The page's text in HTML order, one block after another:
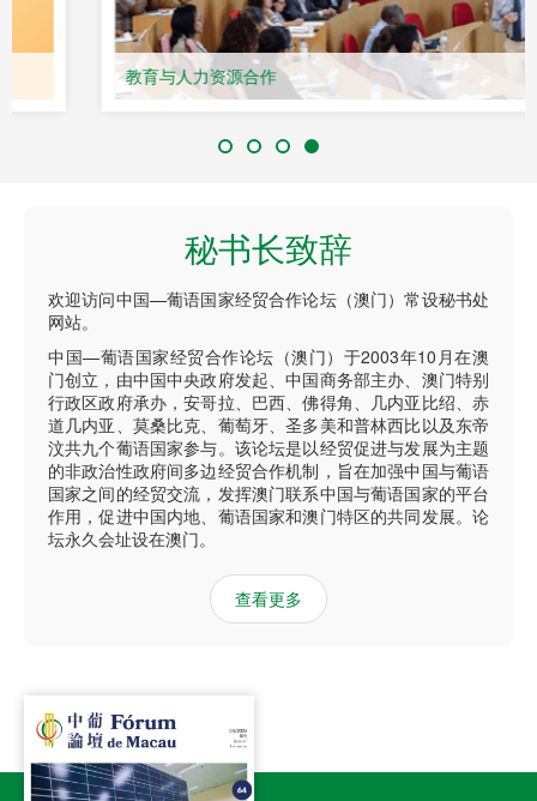
教育与人力资源合作
秘书长致辞
欢迎访问中国—葡语国家经贸合作论坛（澳门）常设秘书处
网站。
中国—葡语国家经贸合作论坛（澳门）于2003年10月在澳
门创立，由中国中央政府发起、中国商务部主办、澳门特别
行政区政府承办，安哥拉、巴西、佛得角、几内亚比绍、赤
道几内亚、莫桑比克、葡萄牙、圣多美和普林西比以及东帝
汶共九个葡语国家参与。该论坛是以经贸促进与发展为主题
的非政治性政府间多边经贸合作机制，旨在加强中国与葡语
国家之间的经贸交流，发挥澳门联系中国与葡语国家的平台
作用，促进中国内地、葡语国家和澳门特区的共同发展。论
坛永久会址设在澳门。
查看更多